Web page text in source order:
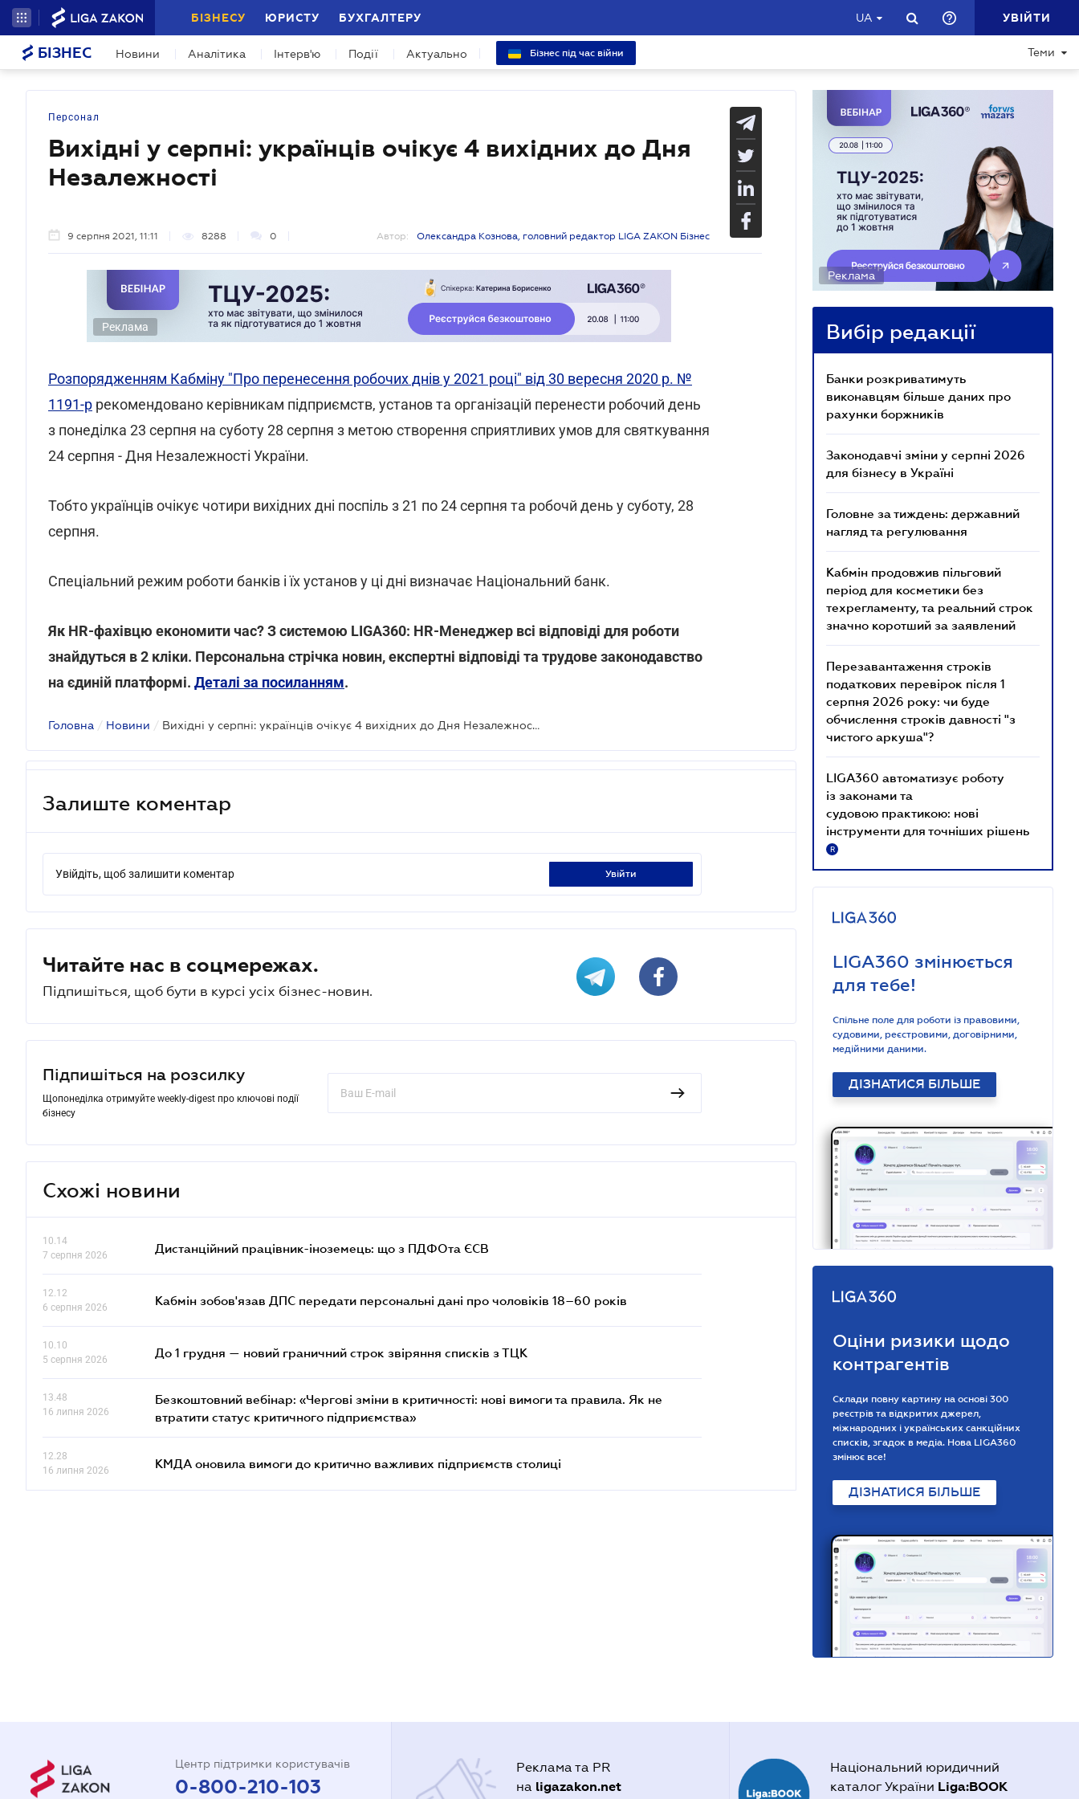
БІЗНЕСУ ЮРИСТУ БУХГАЛТЕРУ UA УВІЙТИ
БІЗНЕС Новини Аналітика Інтерв'ю Події Актуально Бізнес під час війни Теми
Персонал
Вихідні у серпні: українців очікує 4 вихідних до Дня
Незалежності
9 серпня 2021, 11:11 8288 0 Автор: Олександра Кознова, головний редактор LIGA ZAKON Бізнес
Реклама
Розпорядженням Кабміну "Про перенесення робочих днів у 2021 році" від 30 вересня 2020 р. №
1191-р рекомендовано керівникам підприємств, установ та організацій перенести робочий день
з понеділка 23 серпня на суботу 28 серпня з метою створення сприятливих умов для святкування
24 серпня - Дня Незалежності України.
Тобто українців очікує чотири вихідних дні поспіль з 21 по 24 серпня та робочй день у суботу, 28
серпня.
Спеціальний режим роботи банків і їх установ у ці дні визначає Національний банк.
Як HR-фахівцю економити час? З системою LIGA360: HR-Менеджер всі відповіді для роботи
знайдуться в 2 кліки. Персональна стрічка новин, експертні відповіді та трудове законодавство
на єдиній платформі. Деталі за посиланням.
Головна / Новини / Вихідні у серпні: українців очікує 4 вихідних до Дня Незалежності
Залиште коментар
Увійдіть, щоб залишити коментар увійти
Читайте нас в соцмережах.
Підпишіться, щоб бути в курсі усіх бізнес-новин.
Підпишіться на розсилку
Щопонеділка отримуйте weekly-digest про ключові події
бізнесу
Схожі новини
10.14
7 серпня 2026
Дистанційний працівник-іноземець: що з ПДФОта ЄСВ
12.12
6 серпня 2026
Кабмін зобов'язав ДПС передати персональні дані про чоловіків 18–60 років
10.10
5 серпня 2026
До 1 грудня — новий граничний строк звіряння списків з ТЦК
13.48
16 липня 2026
Безкоштовний вебінар: «Чергові зміни в критичності: нові вимоги та правила. Як не
втратити статус критичного підприємства»
12.28
16 липня 2026
КМДА оновила вимоги до критично важливих підприємств столиці
Реклама
Вибір редакції
Банки розкриватимуть
виконавцям більше даних про
рахунки боржників
Законодавчі зміни у серпні 2026
для бізнесу в Україні
Головне за тиждень: державний
нагляд та регулювання
Кабмін продовжив пільговий
період для косметики без
техрегламенту, та реальний строк
значно коротший за заявлений
Перезавантаження строків
податкових перевірок після 1
серпня 2026 року: чи буде
обчислення строків давності "з
чистого аркуша"?
LIGA360 автоматизує роботу
із законами та
судовою практикою: нові
інструменти для точніших рішень
R
LIGA360 змінюється
для тебе!
Спільне поле для роботи із правовими,
судовими, реєстровими, договірними,
медійними даними.
ДІЗНАТИСЯ БІЛЬШЕ
Оціни ризики щодо
контрагентів
Склади повну картину на основі 300
реєстрів та відкритих джерел,
міжнародних і українських санкційних
списків, згадок в медіа. Нова LIGA360
змінює все!
ДІЗНАТИСЯ БІЛЬШЕ
Центр підтримки користувачів
0-800-210-103
Реклама та PR
на ligazakon.net
Національний юридичний
каталог України Liga:BOOK